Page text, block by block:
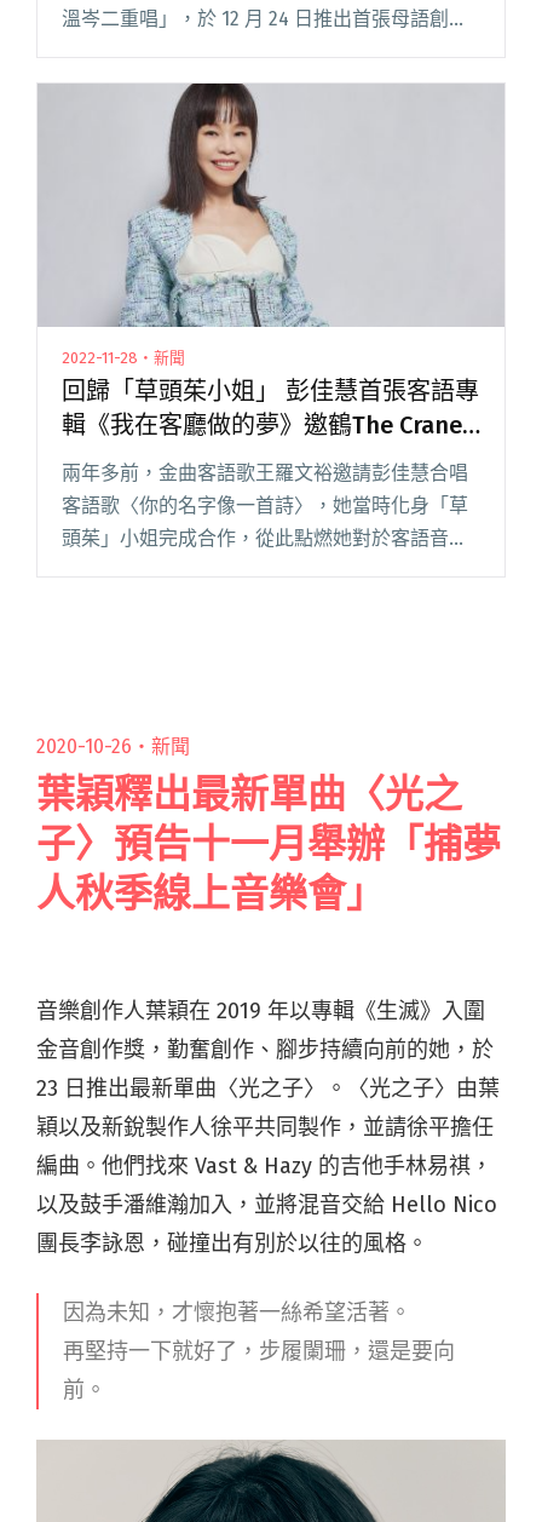
溫岑二重唱」，於 12 月 24 日推出首張母語創作
專輯《同溫層的歌》。歌曲收錄題材如同瀏覽 00
後女孩們的 Instagram 限時動態，用音樂一窺最
私閱讀全文 "客語新人彤溫岑二重唱首張專輯
《同溫層的歌》 邀羅文裕統籌"
2022-11-28・新聞
回歸「草頭茱小姐」 彭佳慧首張客語專
輯《我在客廳做的夢》邀鶴The Crane
參與製作
兩年多前，金曲客語歌王羅文裕邀請彭佳慧合唱
客語歌〈你的名字像一首詩〉，她當時化身「草
頭茱」小姐完成合作，從此點燃她對於客語音樂
2020-10-26・ 新聞
葉穎釋出最新單曲〈光之
子〉預告十一月舉辦「捕夢
人秋季線上音樂會」
音樂創作人葉穎在 2019 年以專輯《生滅》入圍
金音創作獎，勤奮創作、腳步持續向前的她，於
23 日推出最新單曲〈光之子〉。〈光之子〉由葉
穎以及新銳製作人徐平共同製作，並請徐平擔任
編曲。他們找來 Vast & Hazy 的吉他手林易祺，
以及鼓手潘維瀚加入，並將混音交給 Hello Nico
團長李詠恩，碰撞出有別於以往的風格。
因為未知，才懷抱著一絲希望活著。
再堅持一下就好了，步履闌珊，還是要向
前。